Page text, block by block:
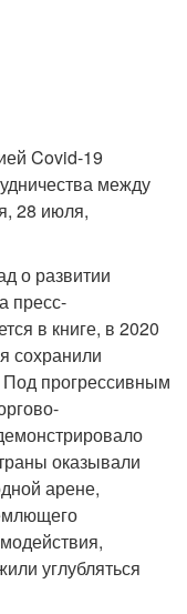
Covid-19
между
28 июля,
о развитии
пресс-
в книге, в 2020
сохранили
прогрессивным
оказывали
арене,
углубляться